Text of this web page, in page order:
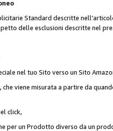
Standard descritte
delle esclusioni descritte nel
nel tuo Sito verso un Sito
viene misurata a partire da
click,
per un Prodotto diverso da un